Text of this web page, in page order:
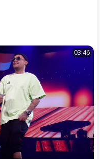
03:46